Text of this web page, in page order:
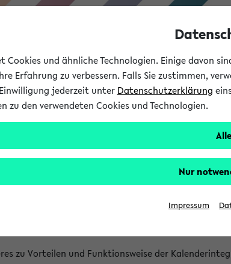
Forschung Studium
und
eKVV bietet Ihnen die Möglichkeit,
zu Vorteilen und Funktionsweise der
Cookies und ähnliche Technologien. Einige davon
Erfahrung zu verbessern. Falls Sie zustimmen,
jederzeit unter Datenschutzerklärung
zu den verwendeten Cookies und Technologien.
Nur
Impressum